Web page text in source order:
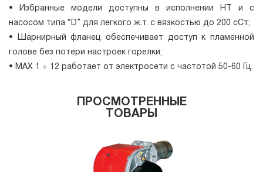
• Избранные модели доступны в исполнении HT и с
насосом типа “D” для легкого ж.т. с вязкостью до 200 сСт;
• Шарнирный фланец обеспечивает доступ к пламенной
голове без потери настроек горелки;
• MAX 1 ÷ 12 работает от электросети с частотой 50-60 Гц.
ПРОСМОТРЕННЫЕ
ТОВАРЫ